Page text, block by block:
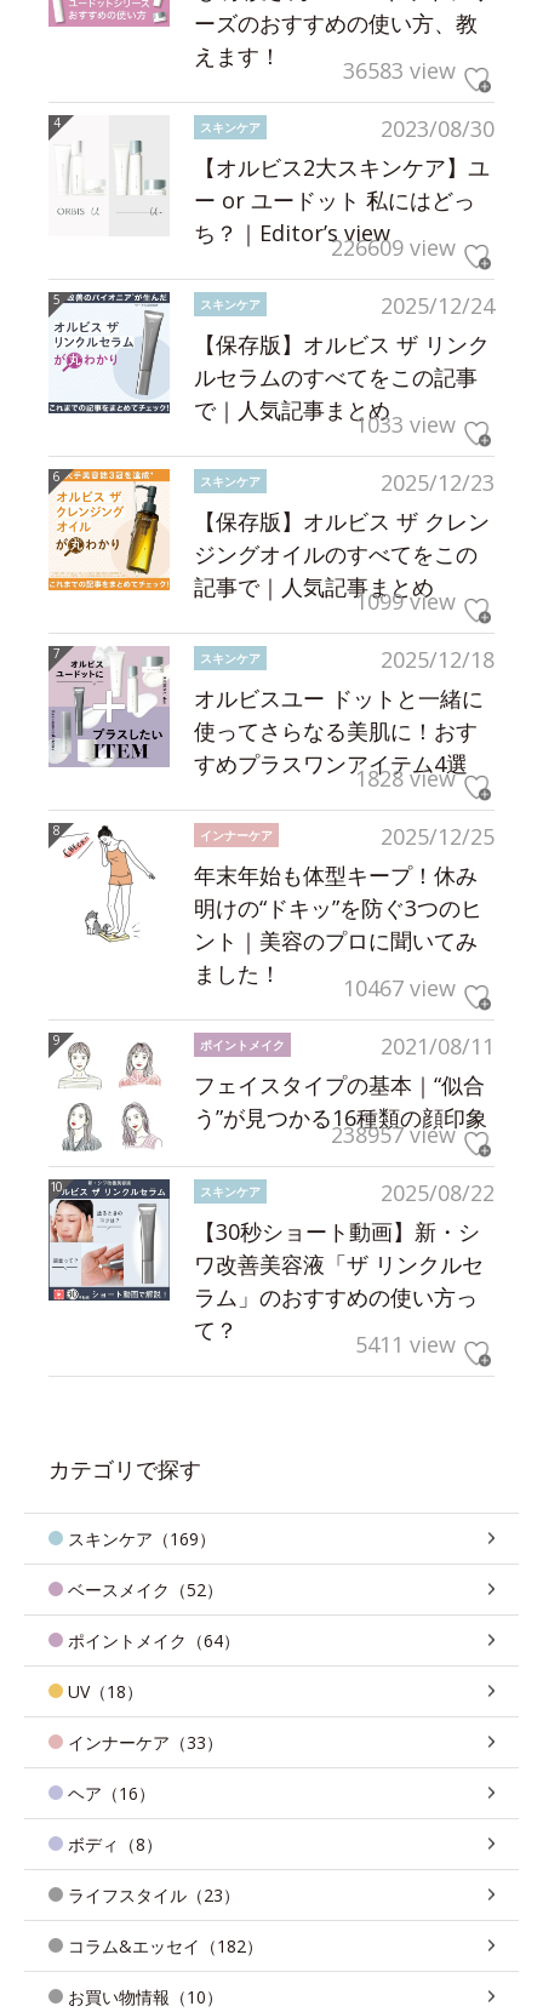
ーズのおすすめの使い方、教
えます！
36583 view
2023/08/30
スキンケア
【オルビス2大スキンケア】ユ
ー or ユードット 私にはどっ
ち？｜Editor’s view226609 view
2025/12/24
スキンケア
【保存版】オルビス ザ リンク
ルセラムのすべてをこの記事
で｜人気記事まとめ1033 view
2025/12/23
スキンケア
【保存版】オルビス ザ クレン
ジングオイルのすべてをこの
記事で｜人気記事まとめ
1099 view
2025/12/18
スキンケア
オルビスユー ドットと一緒に
使ってさらなる美肌に！おす
すめプラスワンアイテム4選
1828 view
2025/12/25
インナーケア
年末年始も体型キープ！休み
明けの“ドキッ”を防ぐ3つのヒ
ント｜美容のプロに聞いてみ
ました！
10467 view
2021/08/11
ポイントメイク
フェイスタイプの基本｜“似合
う”が見つかる16種類の顔印象
238957 view
2025/08/22
スキンケア
【30秒ショート動画】新・シ
ワ改善美容液「ザ リンクルセ
ラム」のおすすめの使い方っ
て？
5411 view
カテゴリで探す
スキンケア（169）
ベースメイク（52）
ポイントメイク（64）
UV（18）
インナーケア（33）
ヘア（16）
ボディ（8）
ライフスタイル（23）
コラム&エッセイ（182）
お買い物情報（10）